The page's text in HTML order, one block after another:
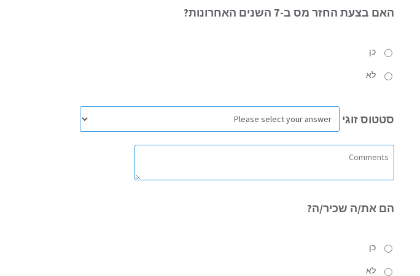
האם בצעת החזר מס ב-7 השנים האחרונות?
כן
לא
סטטוסזוגי
הם את/ה שכיר/ה?
כן
לא